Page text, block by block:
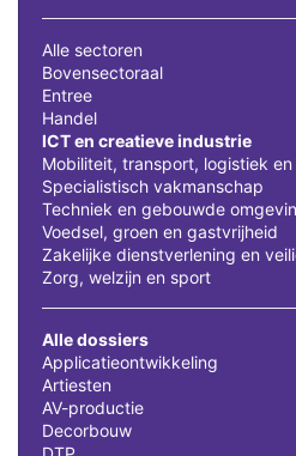
Alle sectoren
Bovensectoraal
Entree
Handel
ICT en creatieve industrie
Mobiliteit, transport, logistiek en
Specialistisch vakmanschap
Techniek en gebouwde
Voedsel, groen en gastvrijheid
Zakelijke dienstverlening en
Zorg, welzijn en sport
Alle dossiers
Applicatieontwikkeling
Artiesten
AV-productie
Decorbouw